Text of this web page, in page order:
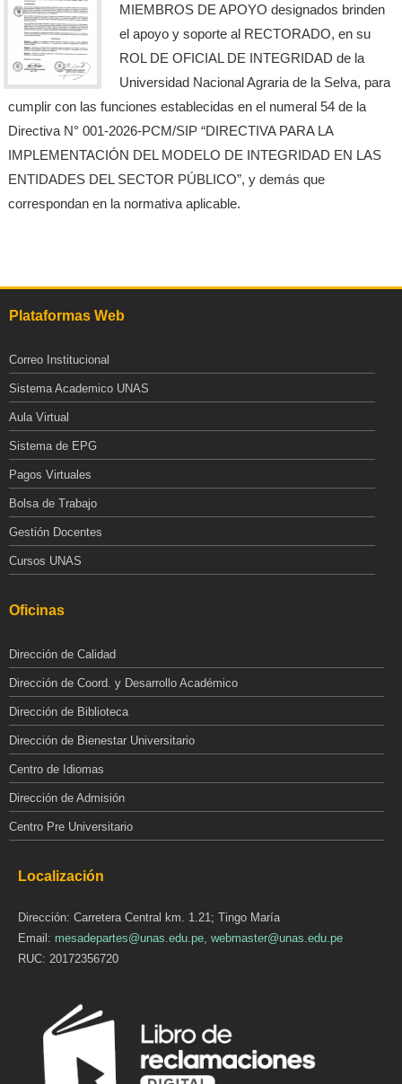
MIEMBROS DE APOYO designados brinden
el apoyo y soporte al RECTORADO, en su
ROL DE OFICIAL DE INTEGRIDAD de la
Universidad Nacional Agraria de la Selva, para
cumplir con las funciones establecidas en el numeral 54 de la
Directiva N° 001-2026-PCM/SIP “DIRECTIVA PARA LA
IMPLEMENTACIÓN DEL MODELO DE INTEGRIDAD EN LAS
ENTIDADES DEL SECTOR PÚBLICO”, y demás que
correspondan en la normativa aplicable.
Plataformas Web
Correo Institucional
Sistema Academico UNAS
Aula Virtual
Sistema de EPG
Pagos Virtuales
Bolsa de Trabajo
Gestión Docentes
Cursos UNAS
Oficinas
Dirección de Calidad
Dirección de Coord. y Desarrollo Académico
Dirección de Biblioteca
Dirección de Bienestar Universitario
Centro de Idiomas
Dirección de Admisión
Centro Pre Universitario
Localización
Dirección: Carretera Central km. 1.21; Tingo María
Email: mesadepartes@unas.edu.pe, webmaster@unas.edu.pe
RUC: 20172356720